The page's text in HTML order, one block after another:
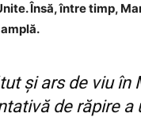
Însă, între timp,
și ars de viu în
de răpire a